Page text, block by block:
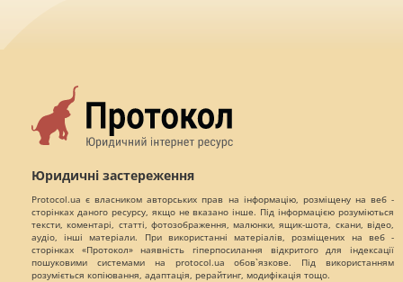
Юридичні застереження
Protocol.ua є власником авторських прав на інформацію, розміщену на веб -
сторінках даного ресурсу, якщо не вказано інше. Під інформацією розуміються
тексти, коментарі, статті, фотозображення, малюнки, ящик-шота, скани, відео,
аудіо, інші матеріали. При використанні матеріалів, розміщених на веб -
сторінках «Протокол» наявність гіперпосилання відкритого для індексації
пошуковими системами на protocol.ua обов`язкове. Під використанням
розуміється копіювання, адаптація, рерайтинг, модифікація тощо.